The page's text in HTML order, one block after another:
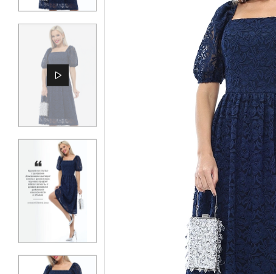
КОНТАКТЫ
ЖУРНАЛ
О НАС
СКИДКИ
ЧАСТО ЗАДАВАЕМЫЕ ВОПРОСЫ
ОПТОВЫМ ПОКУПАТЕЛЯМ
РОЗНИЧНЫМ ПОКУПАТЕЛЯМ
ДОСТАВКА